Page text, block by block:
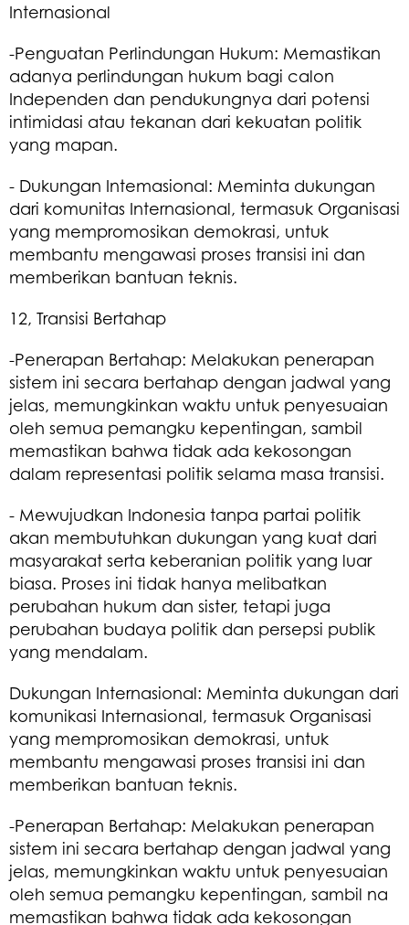
Internasional
-Penguatan Perlindungan Hukum: Memastikan
adanya perlindungan hukum bagi calon
Independen dan pendukungnya dari potensi
intimidasi atau tekanan dari kekuatan politik
yang mapan.
- Dukungan Intemasional: Meminta dukungan
dari komunitas Internasional, termasuk Organisasi
yang mempromosikan demokrasi, untuk
membantu mengawasi proses transisi ini dan
memberikan bantuan teknis.
12, Transisi Bertahap
-Penerapan Bertahap: Melakukan penerapan
sistem ini secara bertahap dengan jadwal yang
jelas, memungkinkan waktu untuk penyesuaian
oleh semua pemangku kepentingan, sambil
memastikan bahwa tidak ada kekosongan
dalam representasi politik selama masa transisi.
- Mewujudkan Indonesia tanpa partai politik
akan membutuhkan dukungan yang kuat dari
masyarakat serta keberanian politik yang luar
biasa. Proses ini tidak hanya melibatkan
perubahan hukum dan sister, tetapi juga
perubahan budaya politik dan persepsi publik
yang mendalam.
Dukungan Internasional: Meminta dukungan dari
komunikasi Internasional, termasuk Organisasi
yang mempromosikan demokrasi, untuk
membantu mengawasi proses transisi ini dan
memberikan bantuan teknis.
-Penerapan Bertahap: Melakukan penerapan
sistem ini secara bertahap dengan jadwal yang
jelas, memungkinkan waktu untuk penyesuaian
oleh semua pemangku kepentingan, sambil na
memastikan bahwa tidak ada kekosongan